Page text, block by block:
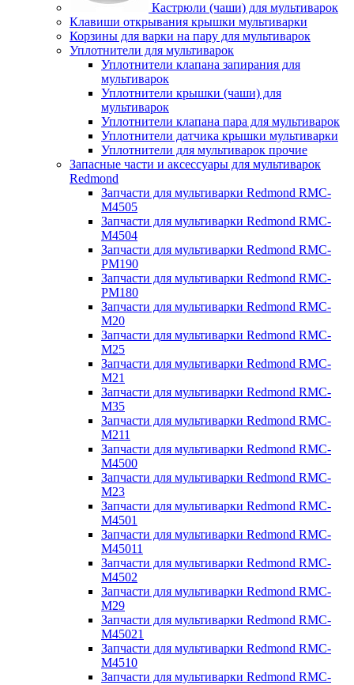
Кастрюли (чаши) для мультиварок
Клавиши открывания крышки мультиварки
Корзины для варки на пару для мультиварок
Уплотнители для мультиварок
Уплотнители клапана запирания для
мультиварок
Уплотнители крышки (чаши) для
мультиварок
Уплотнители клапана пара для мультиварок
Уплотнители датчика крышки мультиварки
Уплотнители для мультиварок прочие
Запасные части и аксессуары для мультиварок
Redmond
Запчасти для мультиварки Redmond RMC-
M4505
Запчасти для мультиварки Redmond RMC-
M4504
Запчасти для мультиварки Redmond RMC-
PM190
Запчасти для мультиварки Redmond RMC-
PM180
Запчасти для мультиварки Redmond RMC-
M20
Запчасти для мультиварки Redmond RMC-
M25
Запчасти для мультиварки Redmond RMC-
M21
Запчасти для мультиварки Redmond RMC-
M35
Запчасти для мультиварки Redmond RMC-
M211
Запчасти для мультиварки Redmond RMC-
M4500
Запчасти для мультиварки Redmond RMC-
M23
Запчасти для мультиварки Redmond RMC-
M4501
Запчасти для мультиварки Redmond RMC-
M45011
Запчасти для мультиварки Redmond RMC-
M4502
Запчасти для мультиварки Redmond RMC-
M29
Запчасти для мультиварки Redmond RMC-
M45021
Запчасти для мультиварки Redmond RMC-
M4510
Запчасти для мультиварки Redmond RMC-